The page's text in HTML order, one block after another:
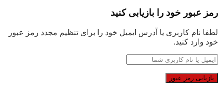
رمز عبور خود را بازیابی کنید
لطفا نام کاربری یا آدرس ایمیل خود را برای تنظیم مجدد رمز عبور
خود وارد کنید.